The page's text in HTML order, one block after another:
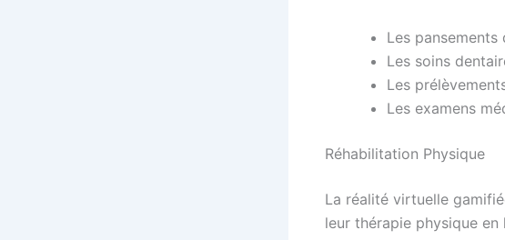
Les pansements
Les soins
Les
Les examens
Réhabilitation Physique
La réalité virtuelle
leur thérapie physique